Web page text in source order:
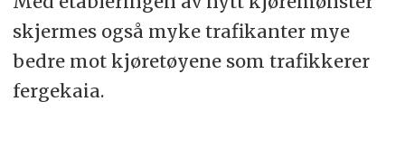
skjermes også myke trafikanter mye
bedre mot kjøretøyene som trafikkerer
fergekaia.